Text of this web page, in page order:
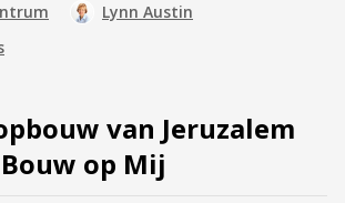
Lynn Austin
van Jeruzalem
op Mij